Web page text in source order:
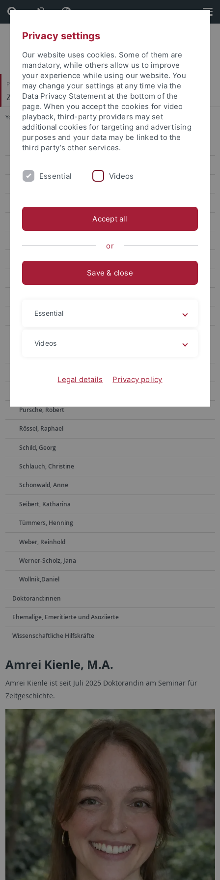
Skip
to
content
Skip
to
footer
Philosophische Fakultät
Zeitgeschichte
You are here: Startseite ... Kienle, Amrei
Personen A bis Z
Baumann, Ansbert
Hammel, Kassandra
Kienle, Amrei
Pursche, Robert
Rössel, Raphael
Schild, Georg
Schlauch, Christine
Schönwald, Anne
Seibert, Katharina
Tümmers, Henning
Weber, Reinhold
Werner-Scholz, Jana
Wollnik,Daniel
Doktorand:innen
Ehemalige, Emeritierte und Asoziierte
Wissenschaftliche Hilfskräfte
Amrei Kienle, M.A.
Amrei Kienle ist seit Juli 2025 Doktorandin am Seminar für
Zeitgeschichte.
Privacy settings
Our website uses cookies. Some of them are
mandatory, while others allow us to improve
your experience while using our website. You
may change your settings at any time via the
Data Privacy Statement at the bottom of the
page. When you accept the cookies for video
playback, third-party providers may set
additional cookies for targeting and advertising
purposes and your data may be linked to the
third party’s other services.
Essential Videos
Accept all
or
Save & close
Essential
Videos
Legal details Privacy policy